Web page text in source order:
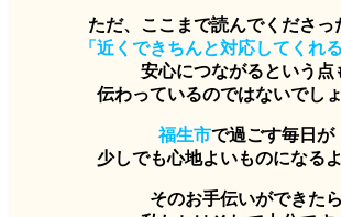
ただ、ここまで読んでくださっ
「近くできちんと対応してくれ
安心につながるという点
伝わっているのではないでしょ
福生市で過ごす毎日が
少しでも心地よいものになるよ
そのお手伝いができたら